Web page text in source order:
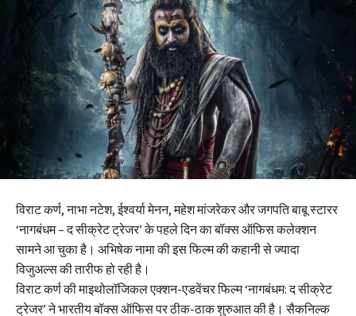
विराट कर्ण, नाभा नटेश, ईश्वर्या मेनन, महेश मांजरेकर और जगपति बाबू स्टारर
‘नागबंधम – द सीक्रेट ट्रेजर’ के पहले दिन का बॉक्स ऑफिस कलेक्शन
सामने आ चुका है। अभिषेक नामा की इस फिल्म की कहानी से ज्यादा
विजुअल्स की तारीफ हो रही है।
विराट कर्ण की माइथोलॉजिकल एक्शन-एडवेंचर फिल्म ‘नागबंधम: द सीक्रेट
ट्रेजर’ ने भारतीय बॉक्स ऑफिस पर ठीक-ठाक शुरुआत की है। सैकनिल्क